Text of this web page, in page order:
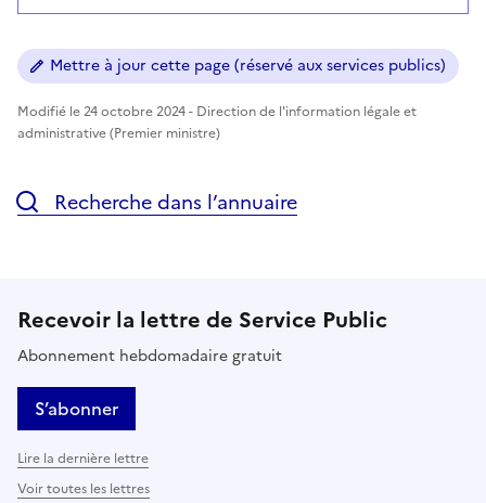
Mettre à jour cette page (réservé aux services publics)
Modifié le 24 octobre 2024 - Direction de l'information légale et
administrative (Premier ministre)
Recherche dans l’annuaire
Recevoir la lettre de Service Public
Abonnement hebdomadaire gratuit
S’abonner
Lire la dernière lettre
Voir toutes les lettres